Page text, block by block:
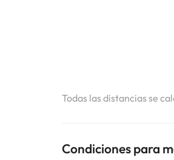
Todas las distancias se
Condiciones para